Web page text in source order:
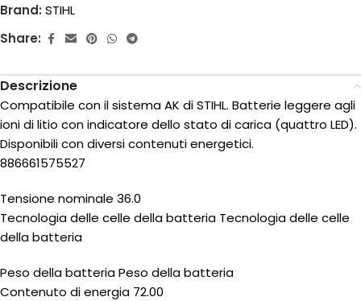
Brand: STIHL
Share:
Descrizione
Compatibile con il sistema AK di STIHL. Batterie leggere agli
ioni di litio con indicatore dello stato di carica (quattro LED).
Disponibili con diversi contenuti energetici.
886661575527
Tensione nominale 36.0
Tecnologia delle celle della batteria Tecnologia delle celle
della batteria
Peso della batteria Peso della batteria
Contenuto di energia 72.00